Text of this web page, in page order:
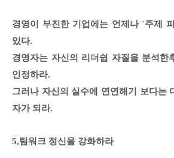
경영이 부진한 기업에는 언제나 `주제
있다.
경영자는 자신의 리더쉽 자질을 분석한
인정하라.
그러나 자신의 실수에 연연해기 보다는
자가 되라.
5,팀워크 정신을 강화하라